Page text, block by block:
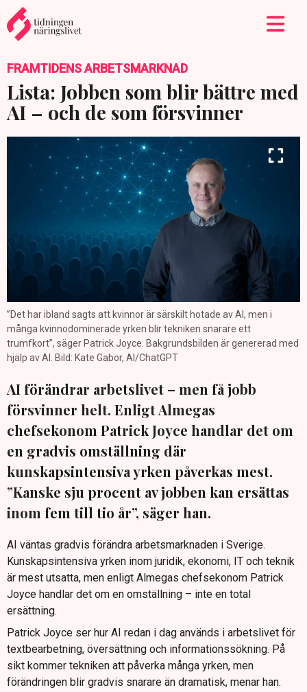
FRAMTIDENS ARBETSMARKNAD
Lista: Jobben som blir bättre med
AI – och de som försvinner
”Det har ibland sagts att kvinnor är särskilt hotade av AI, men i
många kvinnodominerade yrken blir tekniken snarare ett
trumfkort”, säger Patrick Joyce. Bakgrundsbilden är genererad med
hjälp av AI. Bild: Kate Gabor, AI/ChatGPT
AI förändrar arbetslivet – men få jobb
försvinner helt. Enligt Almegas
chefsekonom Patrick Joyce handlar det om
en gradvis omställning där
kunskapsintensiva yrken påverkas mest.
”Kanske sju procent av jobben kan ersättas
inom fem till tio år”, säger han.
AI väntas gradvis förändra arbetsmarknaden i Sverige.
Kunskapsintensiva yrken inom juridik, ekonomi, IT och teknik
är mest utsatta, men enligt Almegas chefsekonom Patrick
Joyce handlar det om en omställning – inte en total
ersättning.
Patrick Joyce ser hur AI redan i dag används i arbetslivet för
textbearbetning, översättning och informationssökning. På
sikt kommer tekniken att påverka många yrken, men
förändringen blir gradvis snarare än dramatisk, menar han.